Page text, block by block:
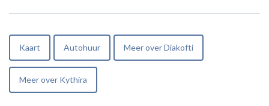
Kaart Autohuur Meer over Diakofti
Meer over Kythira